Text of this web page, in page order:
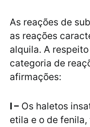
As reações de
as reações
alquila. A
categoria de
afirmações:
I – Os haletos
etila e o de